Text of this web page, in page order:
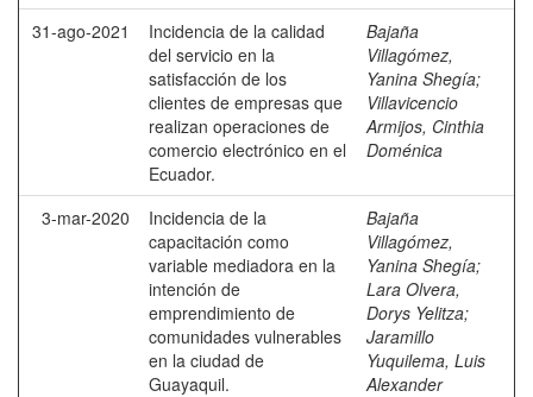
31-ago-2021
Incidencia de la calidad
del servicio en la
satisfacción de los
clientes de empresas que
realizan operaciones de
comercio electrónico en el
Ecuador.
Bajaña
Villagómez,
Yanina Shegía;
Villavicencio
Armijos, Cinthia
Doménica
3-mar-2020
Incidencia de la
capacitación como
variable mediadora en la
intención de
emprendimiento de
comunidades vulnerables
en la ciudad de
Guayaquil.
Bajaña
Villagómez,
Yanina Shegía;
Lara Olvera,
Dorys Yelitza;
Jaramillo
Yuquilema, Luis
Alexander